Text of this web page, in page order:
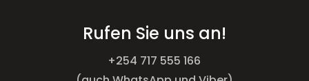
Rufen Sie uns an!
+254 717 555 166